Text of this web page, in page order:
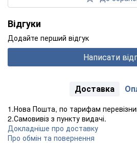
Відгуки
Додайте перший відгук
Написати
Доставка
1.Нова Пошта, по тарифам
2.Самовивіз з пункту видачі.
Докладніше про доставку
Про обмін та повернення